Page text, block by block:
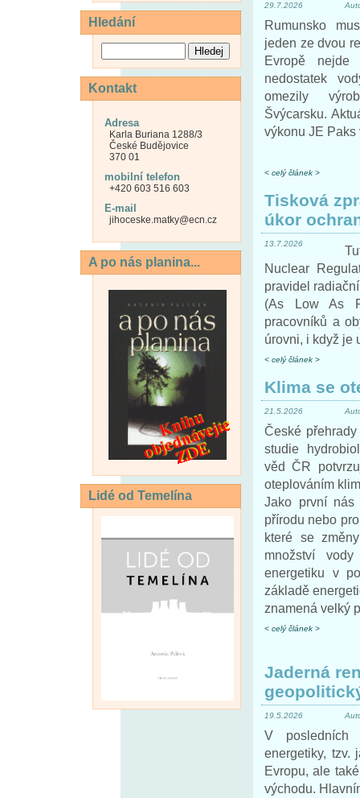
29.7.2026
Rumunsko
jeden ze dvou
Evropě
nedostatek
omezily
Švýcarsku.
výkonu JE Paks
< celý článek >
Tisková
úkor
13.7.2026
Nuclear
pravidel
(As Low As
pracovníků a
úrovni, i když je
< celý článek >
Klima se
21.5.2026
České
studie
věd ČR
oteplováním
Jako první
přírodu nebo
které se
množství
energetiku v
základě
znamená velký
< celý článek >
Jaderná
19.5.2026
V posledních
energetiky, tzv.
Evropu, ale
východu.
Hledání
Kontakt
Adresa
Karla Buriana 1288/3
České Budějovice
370 01
mobilní telefon
+420 603 516 603
E-mail
jihoceske.matky@ecn.cz
A po nás planina...
Lidé od Temelína